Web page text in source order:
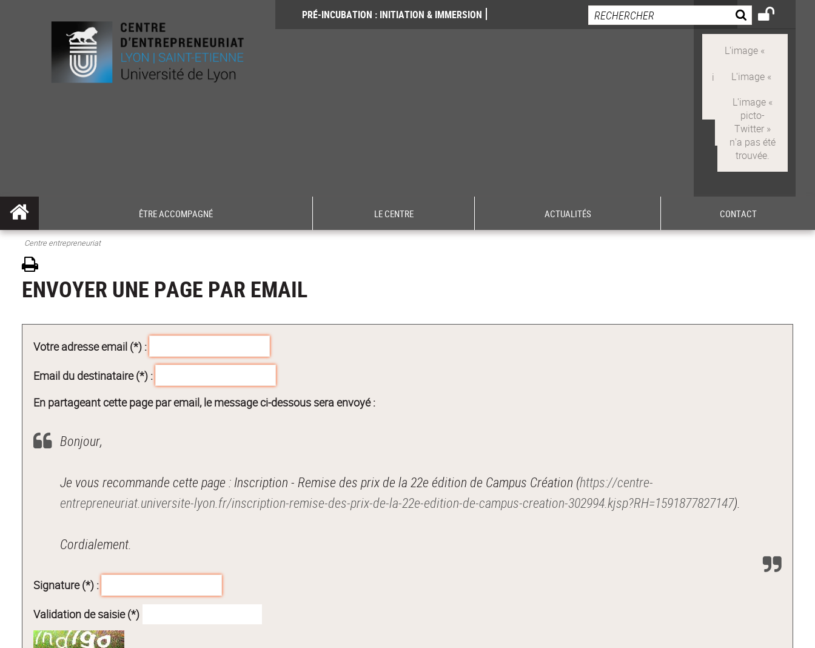
PRÉ-INCUBATION : INITIATION & IMMERSION
ÊTRE ACCOMPAGNÉ LE CENTRE ACTUALITÉS CONTACT
Centre entrepreneuriat
ENVOYER UNE PAGE PAR EMAIL
Votre adresse email (*) :
Email du destinataire (*) :
En partageant cette page par email, le message ci-dessous sera envoyé :
Bonjour,
Je vous recommande cette page : Inscription - Remise des prix de la 22e édition de Campus Création (https://centre-
entrepreneuriat.universite-lyon.fr/inscription-remise-des-prix-de-la-22e-edition-de-campus-creation-302994.kjsp?RH=1591877827147).
Cordialement.
Signature (*) :
Validation de saisie (*)